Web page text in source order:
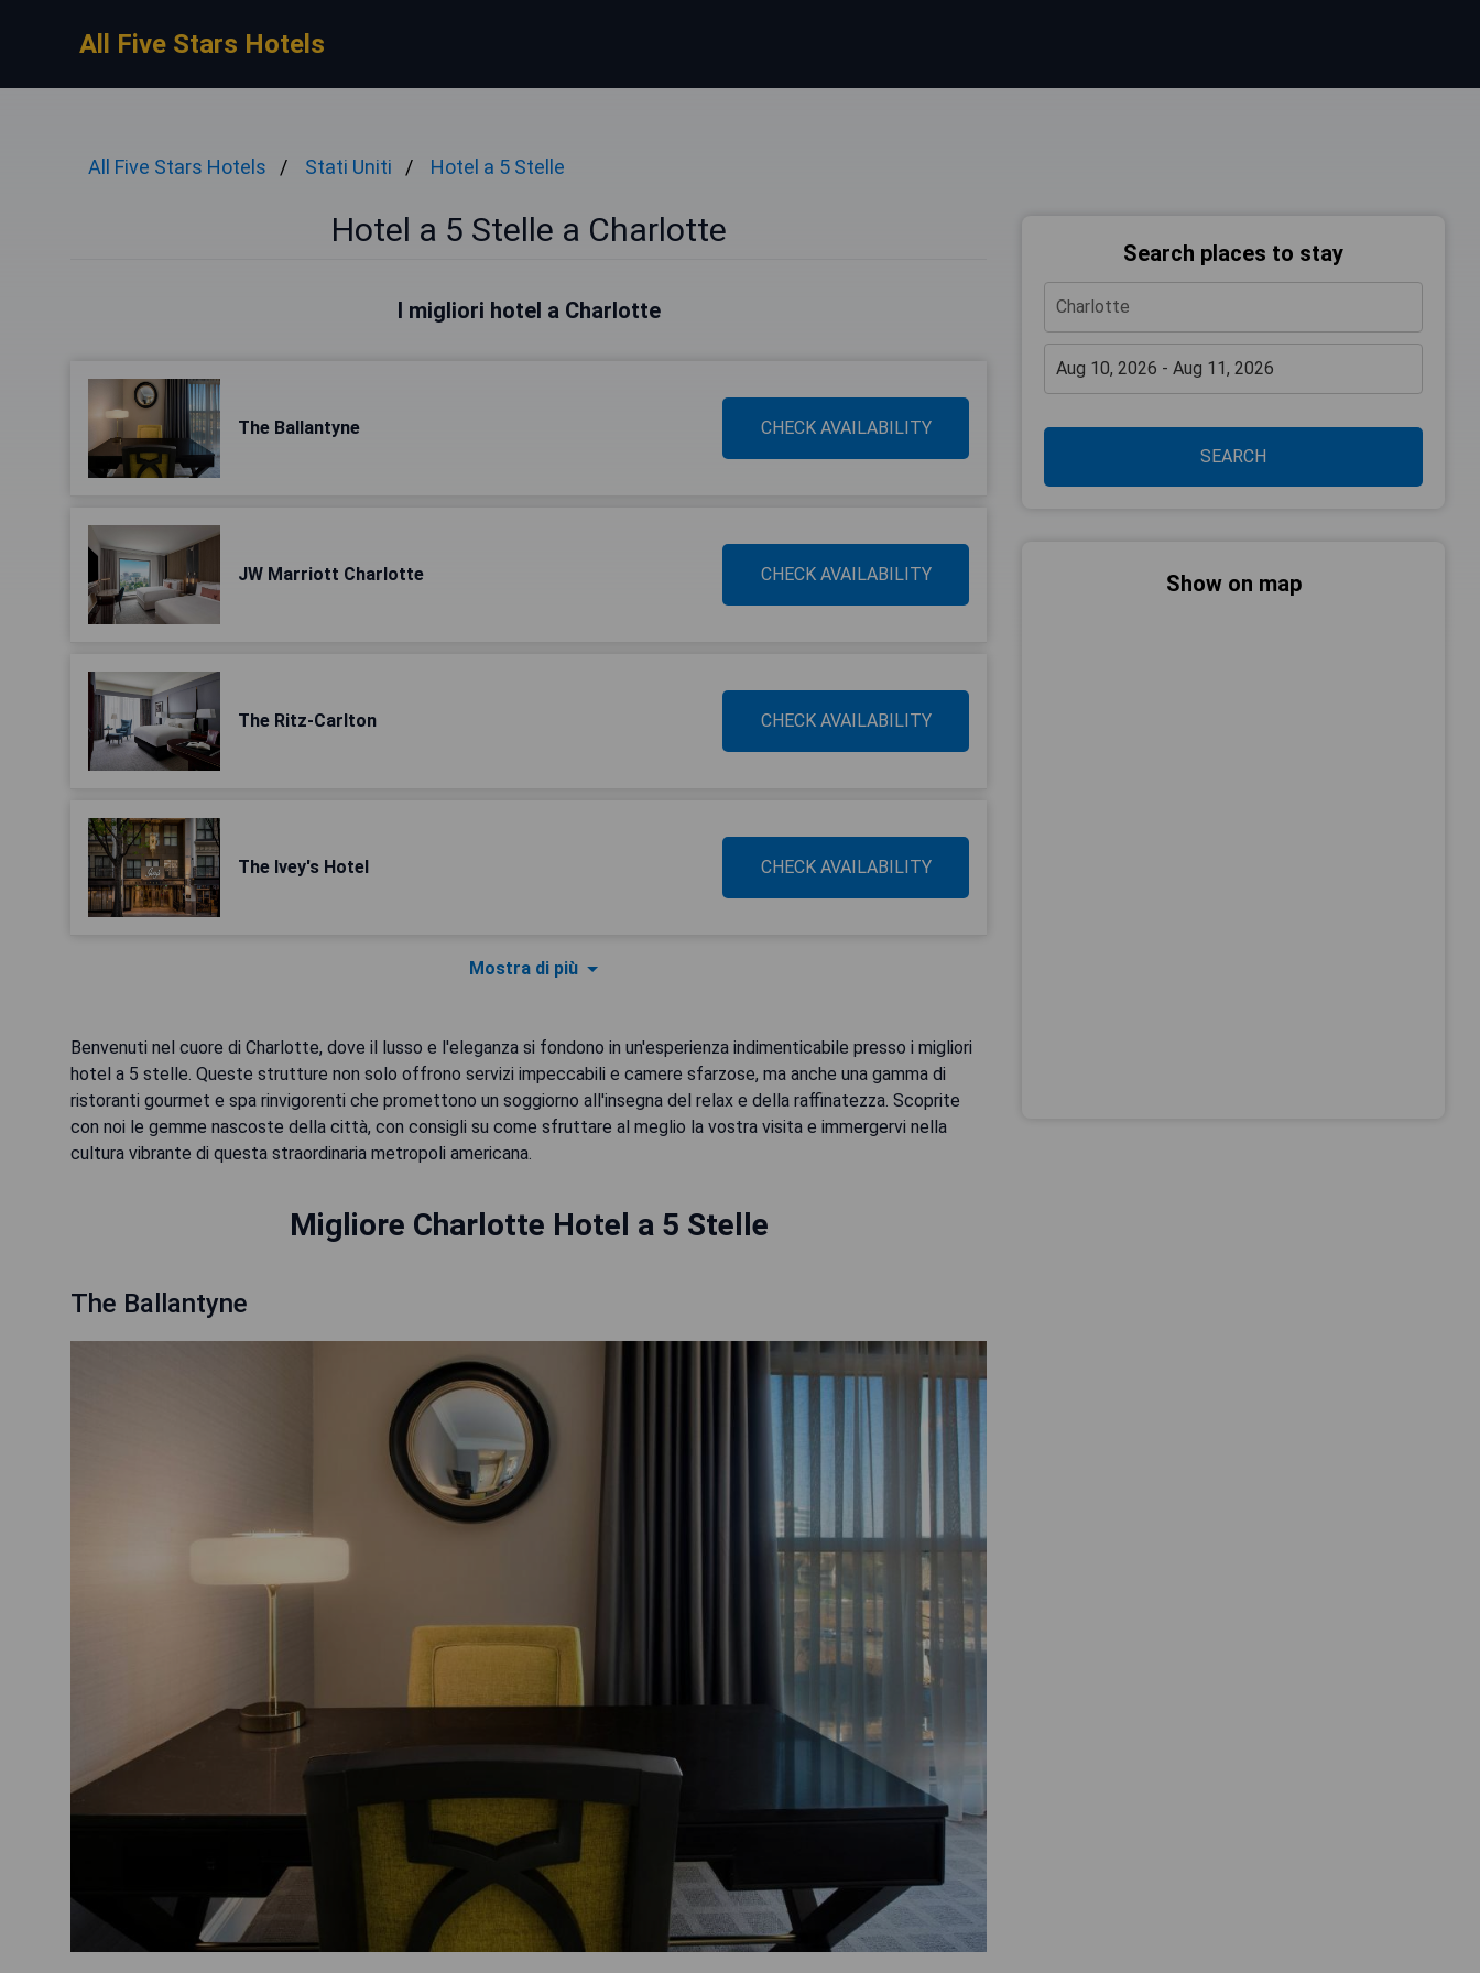
All Five Stars Hotels
All Five Stars Hotels Stati Uniti Hotel a 5 Stelle
Hotel a 5 Stelle a Charlotte
I migliori hotel a Charlotte
The Ballantyne CHECK AVAILABILITY
JW Marriott Charlotte CHECK AVAILABILITY
The Ritz-Carlton CHECK AVAILABILITY
The Ivey's Hotel CHECK AVAILABILITY
Mostra di più
Benvenuti nel cuore di Charlotte, dove il lusso e l'eleganza si fondono in un'esperienza indimenticabile presso i migliori
hotel a 5 stelle. Queste strutture non solo offrono servizi impeccabili e camere sfarzose, ma anche una gamma di
ristoranti gourmet e spa rinvigorenti che promettono un soggiorno all'insegna del relax e della raffinatezza. Scoprite
con noi le gemme nascoste della città, con consigli su come sfruttare al meglio la vostra visita e immergervi nella
cultura vibrante di questa straordinaria metropoli americana.
Migliore Charlotte Hotel a 5 Stelle
The Ballantyne
Search places to stay
SEARCH
Show on map